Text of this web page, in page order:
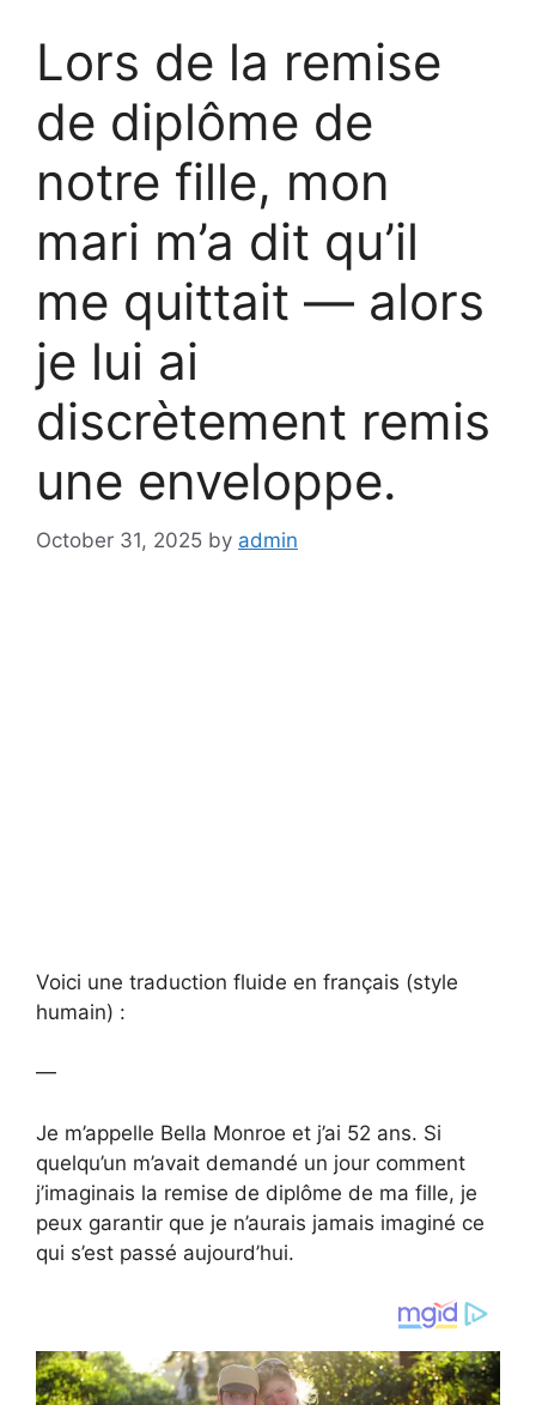
Lors de la remise
de diplôme de
notre fille, mon
mari m’a dit qu’il
me quittait — alors
je lui ai
discrètement remis
une enveloppe.
October 31, 2025 by admin
Voici une traduction fluide en français (style
humain) :
—
Je m’appelle Bella Monroe et j’ai 52 ans. Si
quelqu’un m’avait demandé un jour comment
j’imaginais la remise de diplôme de ma fille, je
peux garantir que je n’aurais jamais imaginé ce
qui s’est passé aujourd’hui.